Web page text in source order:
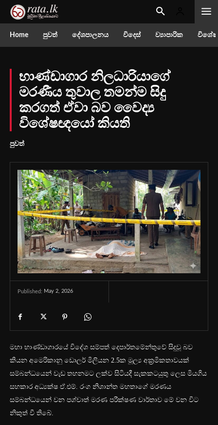
Home පුවත් දේශපාලනය විදෙස් ව්‍යාපාරික
භාණ්ඩාගාර නිලධාරියාගේ
මරණීය තුවාල තමන්ම සිදු
කරගත් ඒවා බව වෛද්‍ය
විශේෂඥයෝ කියති
පුවත්
Published: May 2, 2026
මහා භාණ්ඩාගාරයේ විදේශ සම්පත් දෙපාර්තමේන්තුවේ සිදුවූ බව
කියන අමෙරිකානු ඩොලර් මිලියන 2.5ක මූල්‍ය අක්‍රමිකතාවයක්
සම්බන්ධයෙන් වැඩ තහනමට ලක්ව සිටියදී සැකකටයුතු ලෙස මියගිය
සහකාර අධ්‍යක්ෂ ඒ.එම්. රංග නිශාන්ත මහතාගේ මරණය
සම්බන්ධයෙන් වන පශ්චාත් මරණ පරීක්ෂණ වාර්තාව මේ වන විට
නිකුත් වී තිබේ.